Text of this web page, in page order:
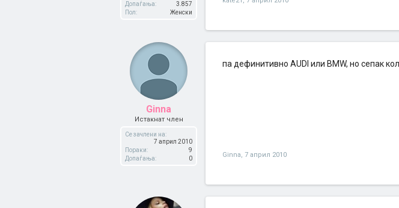
Допаѓања:
3.857
Пол:
Женски
Ginna
Истакнат член
Се зачлени на:
7 април 2010
Пораки:
9
Допаѓања:
0
па дефинитивно AUDI или BMW, но сепак
Ginna, 7 април 2010